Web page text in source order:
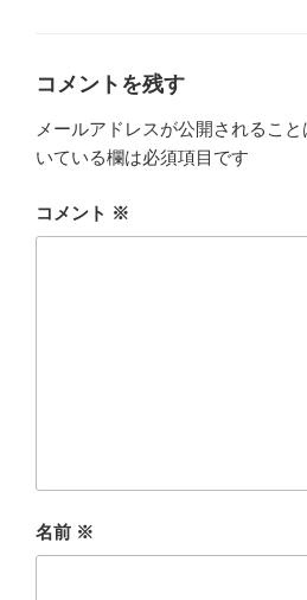
コメントを残す
メールアドレスが公開されること
いている欄は必須項目です
コメント ※
名前 ※